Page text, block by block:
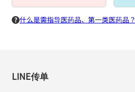
什么是需指导医药品、第一类医药品？
LINE传单